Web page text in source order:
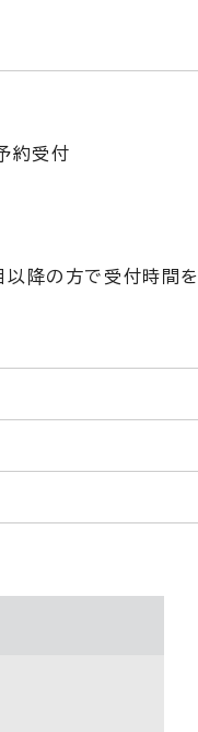
約受付
降の方で受付時間を